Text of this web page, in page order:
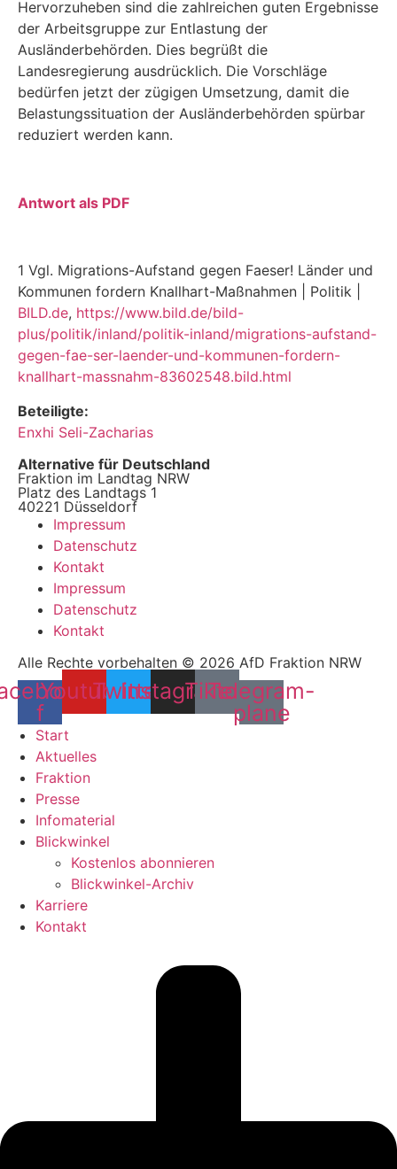
Hervorzuheben sind die zahlreichen guten Ergebnisse
der Arbeitsgruppe zur Entlastung der
Ausländerbehörden. Dies begrüßt die
Landesregierung ausdrücklich. Die Vorschläge
bedürfen jetzt der zügigen Umsetzung, damit die
Belastungssituation der Ausländerbehörden spürbar
reduziert werden kann.
Antwort als PDF
1 Vgl. Migrations-Aufstand gegen Faeser! Länder und
Kommunen fordern Knallhart-Maßnahmen | Po­litik |
BILD.de, https://www.bild.de/bild-
plus/politik/inland/politik-inland/migrations-aufstand-
gegen-fae-ser-laender-und-kommunen-fordern-
knallhart-massnahm-83602548.bild.html
Beteiligte:
Enxhi Seli-Zacharias
Alternative für Deutschland
Fraktion im Landtag NRW
Platz des Landtags 1
40221 Düsseldorf
Impressum
Datenschutz
Kontakt
Impressum
Datenschutz
Kontakt
Alle Rechte vorbehalten © 2026 AfD Fraktion NRW
f
YoutubeTwitter
Instagram
Tiktok
Telegram-
plane
Start
Aktuelles
Fraktion
Presse
Infomaterial
Blickwinkel
Kostenlos abonnieren
Blickwinkel-Archiv
Karriere
Kontakt